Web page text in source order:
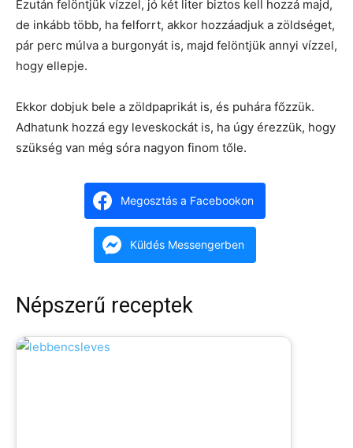
Ezután felöntjük vízzel, jó két liter biztos kell hozzá majd,
de inkább több, ha felforrt, akkor hozzáadjuk a zöldséget,
pár perc múlva a burgonyát is, majd felöntjük annyi vízzel,
hogy ellepje.
Ekkor dobjuk bele a zöldpaprikát is, és puhára főzzük.
Adhatunk hozzá egy leveskockát is, ha úgy érezzük, hogy
szükség van még sóra nagyon finom tőle.
Megosztás a Facebookon
Küldés Messengerben
Népszerű receptek